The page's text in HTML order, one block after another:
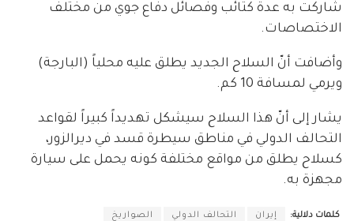
شاركت به عدة كتائب وفصائل دفاع جوي من مختلف
الاختصاصات.
وأضافت أنّ السلاح الجديد يطلق عليه محلياً (البارجة)
ويرمي لمسافة 10 كم.
يشار إلى أنّ هذا السلاح سيشكل تهديداً كبيراً لقواعد
التحالف الدولي في مناطق سيطرة قسد في ديرالزور،
كسلاح يطلق من مواقع مختلفة كونه يحمل على سيارة
مجهزة به.
كلمات دلالية: إيران التحالف الدولي الصواريخ